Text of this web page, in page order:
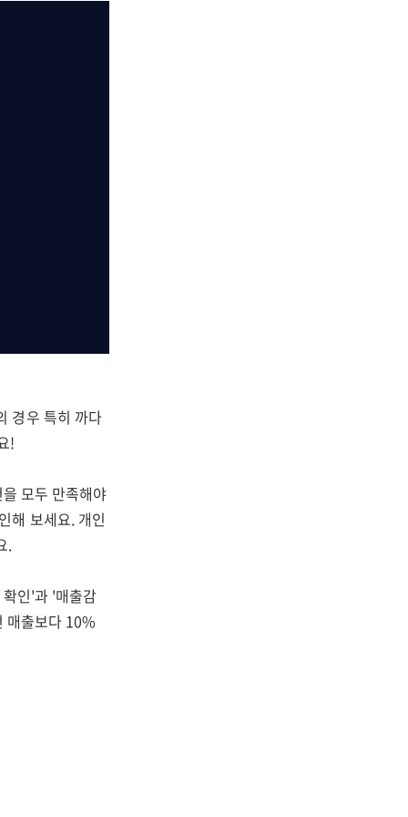
경우 특히 까다
!
모두 만족해야
해 보세요. 개인
.
인'과 '매출감
매출보다 10%